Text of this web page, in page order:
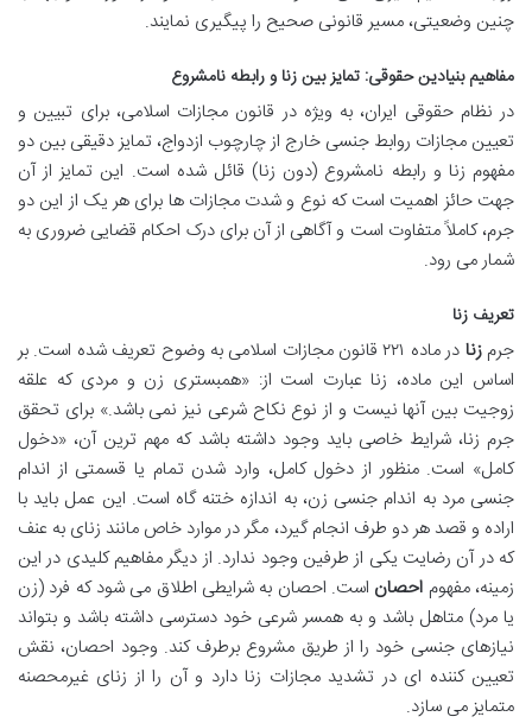
چنین وضعیتی، مسیر قانونی صحیح را پیگیری نمایند.
مفاهیم بنیادین حقوقی: تمایز بین زنا و رابطه نامشروع
در نظام حقوقی ایران، به ویژه در قانون مجازات اسلامی، برای تبیین و
تعیین مجازات روابط جنسی خارج از چارچوب ازدواج، تمایز دقیقی بین دو
مفهوم زنا و رابطه نامشروع (دون زنا) قائل شده است. این تمایز از آن
جهت حائز اهمیت است که نوع و شدت مجازات ها برای هر یک از این دو
جرم، کاملاً متفاوت است و آگاهی از آن برای درک احکام قضایی ضروری به
شمار می رود.
تعریف زنا
جرمزنا
در ماده ۲۲۱ قانون مجازات اسلامی به وضوح تعریف شده است. بر
اساس این ماده، زنا عبارت است از: «همبستری زن و مردی که علقه
زوجیت بین آنها نیست و از نوع نکاح شرعی نیز نمی باشد.» برای تحقق
جرم زنا، شرایط خاصی باید وجود داشته باشد که مهم ترین آن، «دخول
کامل» است. منظور از دخول کامل، وارد شدن تمام یا قسمتی از اندام
جنسی مرد به اندام جنسی زن، به اندازه ختنه گاه است. این عمل باید با
اراده و قصد هر دو طرف انجام گیرد، مگر در موارد خاص مانند زنای به عنف
که در آن رضایت یکی از طرفین وجود ندارد. از دیگر مفاهیم کلیدی در این
زمینه، مفهوم احصان است. احصان به شرایطی اطلاق می شود که فرد (زن
یا مرد) متاهل باشد و به همسر شرعی خود دسترسی داشته باشد و بتواند
نیازهای جنسی خود را از طریق مشروع برطرف کند. وجود احصان، نقش
تعیین کننده ای در تشدید مجازات زنا دارد و آن را از زنای غیرمحصنه
متمایز می سازد.